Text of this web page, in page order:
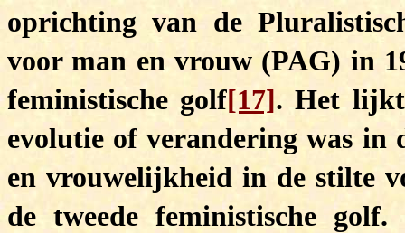
oprichting van de
voor man en vrouw (PAG) in
feministische golf[17]. Het lijkt
evolutie of verandering was
en vrouwelijkheid in de stilte
de tweede feministische